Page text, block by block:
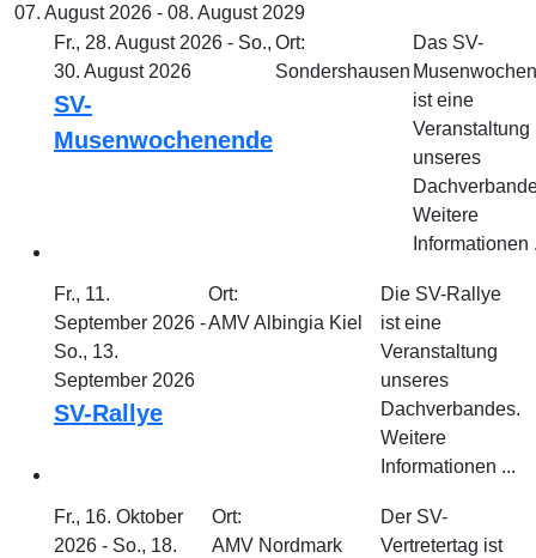
07. August 2026 - 08. August 2029
Fr., 28. August 2026 - So.,
30. August 2026
SV-
Musenwochenende
Ort:
Sondershausen
Das SV-
ist eine
Veranstaltung
unseres
Weitere
Informationen
Fr., 11.
September 2026 -
So., 13.
September 2026
SV-Rallye
Ort:
AMV Albingia Kiel
Die SV-Rallye
ist eine
Veranstaltung
unseres
Dachverbandes.
Weitere
Informationen ...
Fr., 16. Oktober
2026 - So., 18.
Ort:
AMV Nordmark
Der SV-
Vertretertag ist